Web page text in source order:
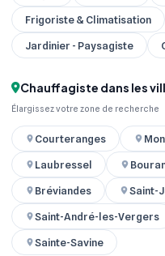
Frigoriste & Climatisation
Jardinier - Paysagiste
Chauffagiste dans les
Élargissez votre zone de recherche
Courteranges
Laubressel
Bréviandes
Saint-
Saint-André-les-Vergers
Sainte-Savine